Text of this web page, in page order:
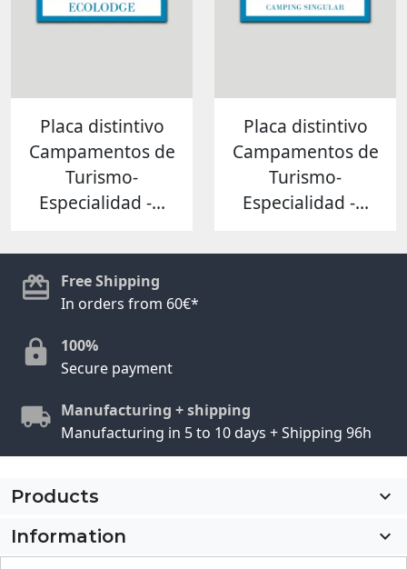
Placa distintivo
Campamentos de
Turismo-
Especialidad -...
Placa distintivo
Campamentos de
Turismo-
Especialidad -...
Free Shipping
In orders from 60€*
100%
Secure payment
Manufacturing + shipping
Manufacturing in 5 to 10 days + Shipping 96h
Products

Information
